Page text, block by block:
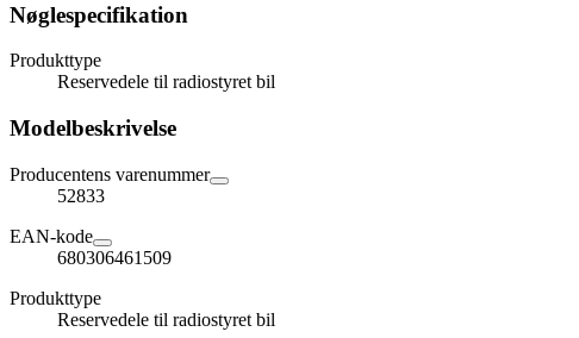
Nøglespecifikation
Produkttype
Reservedele til radiostyret bil
Modelbeskrivelse
Producentens varenummer
52833
EAN-kode
680306461509
Produkttype
Reservedele til radiostyret bil